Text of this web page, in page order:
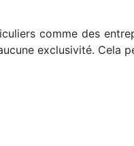
comme des
exclusivité. Cela